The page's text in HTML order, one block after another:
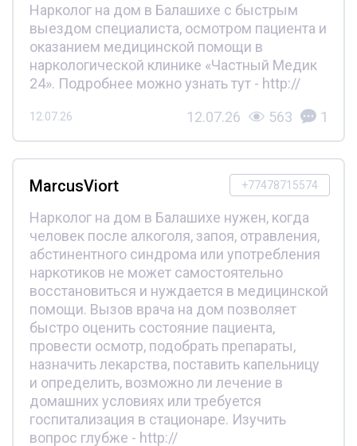
Нарколог на дом в Балашихе с быстрым
выездом специалиста, осмотром пациента и
оказанием медицинской помощи в
наркологической клинике «Частный Медик
24». Подробнее можно узнать тут - http://
12.07.26 12.07.26 563 1
+77478715574
MarcusViort
Нарколог на дом в Балашихе нужен, когда
человек после алкоголя, запоя, отравления,
абстинентного синдрома или употребления
наркотиков не может самостоятельно
восстановиться и нуждается в медицинской
помощи. Вызов врача на дом позволяет
быстро оценить состояние пациента,
провести осмотр, подобрать препараты,
назначить лекарства, поставить капельницу
и определить, возможно ли лечение в
домашних условиях или требуется
госпитализация в стационаре. Изучить
вопрос глубже - http://